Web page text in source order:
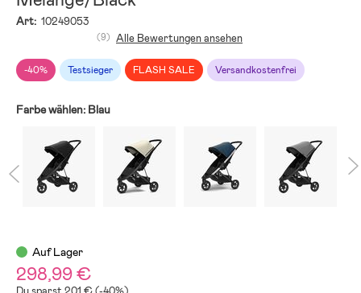
Art: 10249053
-40% Testsieger FLASH SALE Versandkostenfrei
(9) Alle Bewertungen ansehen
Farbe wählen: Blau
Auf Lager
298,99 €